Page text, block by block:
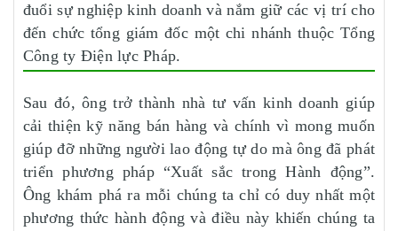
đuổi sự nghiệp kinh doanh và nắm giữ các vị trí cho
đến chức tổng giám đốc một chi nhánh thuộc Tổng
Công ty Điện lực Pháp.
Sau đó, ông trở thành nhà tư vấn kinh doanh giúp
cải thiện kỹ năng bán hàng và chính vì mong muốn
giúp đỡ những người lao động tự do mà ông đã phát
triển phương pháp “Xuất sắc trong Hành động”.
Ông khám phá ra mỗi chúng ta chỉ có duy nhất một
phương thức hành động và điều này khiến chúng ta